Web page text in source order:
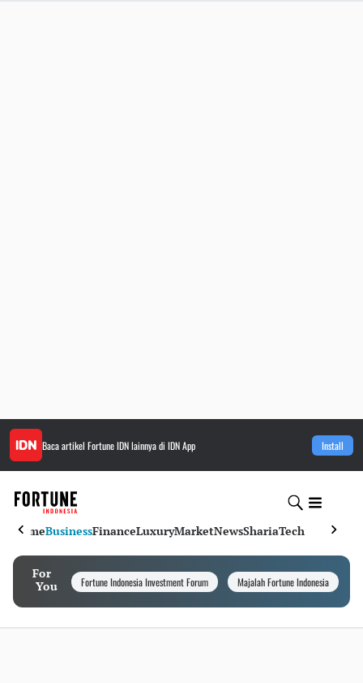
Baca artikel Fortune IDNlainnya di IDN App Install
HomeBusinessFinanceLuxuryMarketNewsShariaTech
For
You
Fortune Indonesia Investment Forum Majalah Fortune Indonesia